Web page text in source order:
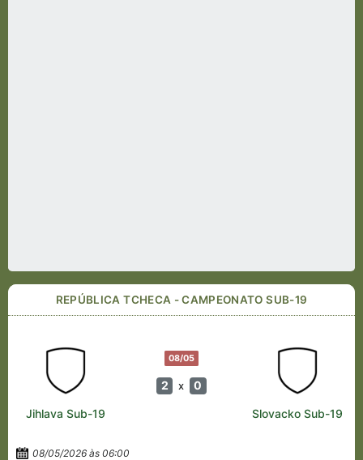
REPÚBLICA TCHECA - CAMPEONATO SUB-19
08/05
2 x 0
Jihlava Sub-19 Slovacko Sub-19
08/05/2026 às 06:00